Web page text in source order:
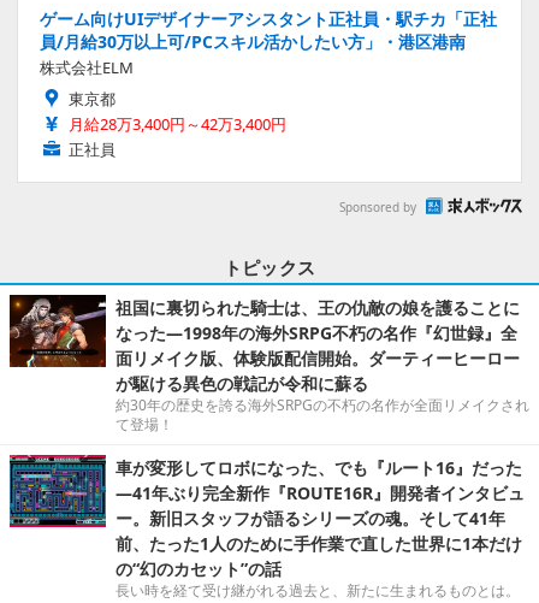
ゲーム向けUIデザイナーアシスタント正社員・駅チカ「正社
員/月給30万以上可/PCスキル活かしたい方」・港区港南
株式会社ELM
東京都
月給28万3,400円～42万3,400円
正社員
Sponsored by
トピックス
祖国に裏切られた騎士は、王の仇敵の娘を護ることに
なった―1998年の海外SRPG不朽の名作『幻世録』全
面リメイク版、体験版配信開始。ダーティーヒーロー
が駆ける異色の戦記が令和に蘇る
約30年の歴史を誇る海外SRPGの不朽の名作が全面リメイクされ
て登場！
車が変形してロボになった、でも『ルート16』だった
―41年ぶり完全新作『ROUTE16R』開発者インタビュ
ー。新旧スタッフが語るシリーズの魂。そして41年
前、たった1人のために手作業で直した世界に1本だけ
の“幻のカセット”の話
長い時を経て受け継がれる過去と、新たに生まれるものとは。